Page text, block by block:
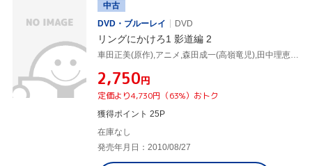
中古
DVD・ブルーレイ
DVD
リングにかけろ1 影道編 2
車田正美(原作),アニメ,森田成一(高嶺竜児),田中理恵(高嶺菊),荒木伸吾(キャラクターデザイン),姫野美智(キャラクターデザイン),井上栄作(キャラクターデザイン、総作画監督),上田益(音楽)
¥2,750円
定価より4,730円（63%）おトク
獲得ポイント 25P
在庫なし
発売年月日：2010/08/27